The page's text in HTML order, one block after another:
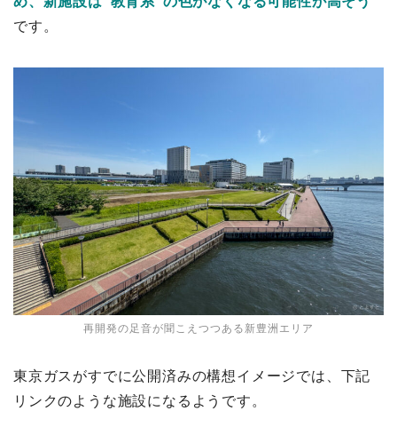
です。
再開発の足音が聞こえつつある新豊洲エリア
東京ガスがすでに公開済みの構想イメージでは、下記
リンクのような施設になるようです。